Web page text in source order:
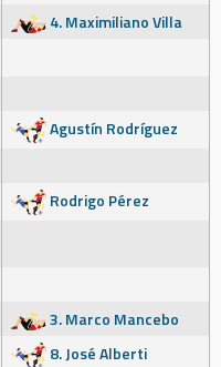
4. Maximiliano Villa
Agustín Rodríguez
Rodrigo Pérez
3. Marco Mancebo
8. José Alberti